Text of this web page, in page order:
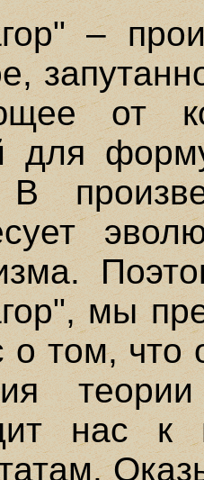
–
от
для
мы
о том, что
нас к